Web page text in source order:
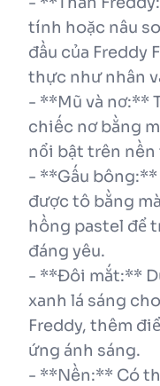
tính hoặc nâu
đầu của Freddy
thực như nhân
- **Mũ và nơ:**
chiếc nơ bằng
nổi bật trên nền
- **Gấu bông:**
được tô bằng
hồng pastel để
đáng yêu.
- **Đôi mắt:**
xanh lá sáng
Freddy, thêm
ứng ánh sáng.
- **Nền:** Có